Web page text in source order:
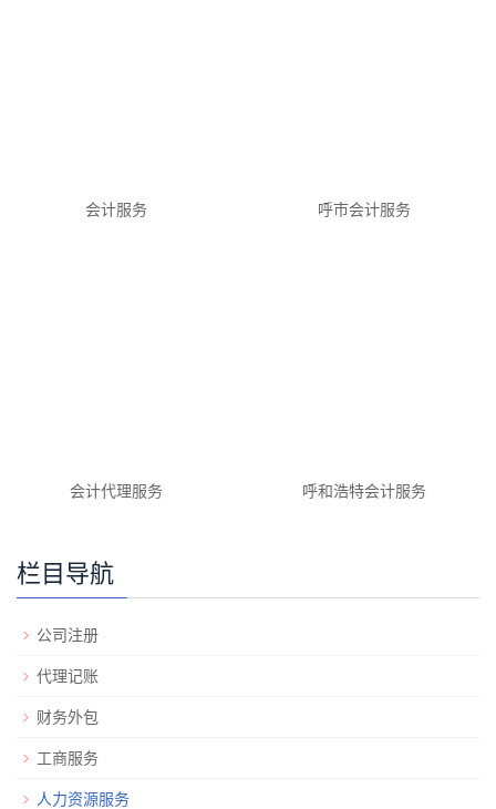
会计服务 呼市会计服务
会计代理服务 呼和浩特会计服务
栏目导航
公司注册
代理记账
财务外包
工商服务
人力资源服务